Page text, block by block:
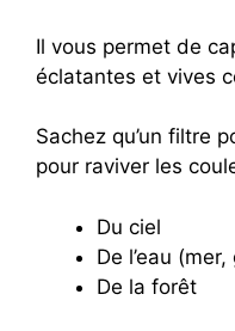
Il vous permet de
éclatantes et vives
Sachez qu’un filtre
pour raviver les
Du ciel
De l’eau
De la forêt